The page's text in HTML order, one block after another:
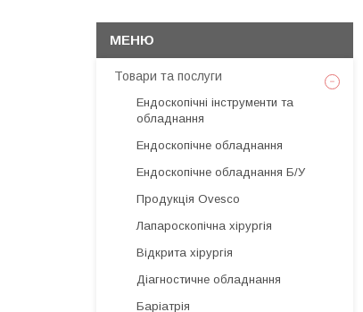
Товари та послуги
Ендоскопічні інструменти та
обладнання
Ендоскопічне обладнання
Ендоскопічне обладнання Б/У
Продукція Ovesco
Лапароскопічна хірургія
Відкрита хірургія
Діагностичне обладнання
Баріатрія